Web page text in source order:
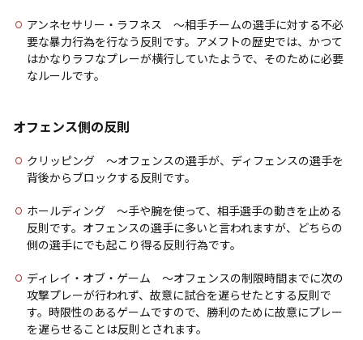
アンネセサリー・ラフネス 〜相手チームの選手に対する不必
要な暴力行為を行なう反則です。アメフトの歴史では、かつて
はかなりラフなプレーが横行していたようで、そのために必要
なルールです。
オフェンス側の反則
クリッピング 〜オフェンスの選手が、ディフェンスの選手を
背後からブロックする反則です。
ホールディング 〜手や腕を使って、相手選手の動きを止める
反則です。オフェンスの選手に多いと言われますが、どちらの
側の選手にでも起こり得る反則行為です。
ディレイ・オブ・ゲーム 〜オフェンスの制限時間までに次の
攻撃プレーが行われず、故意に試合を遅らせたとする反則で
す。時限性のあるゲームですので、勝利のために故意にプレー
を遅らせることは反則とされます。